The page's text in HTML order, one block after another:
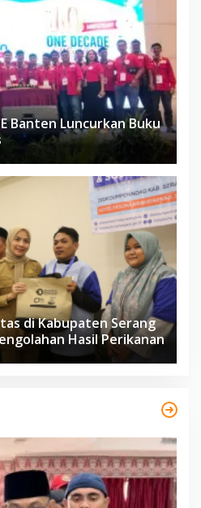
Banten Luncurkan Buku
di Kabupaten Serang
Hasil Perikanan